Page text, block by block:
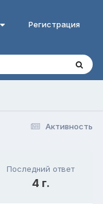
Регистрация
Активность
Последний ответ
4 г.